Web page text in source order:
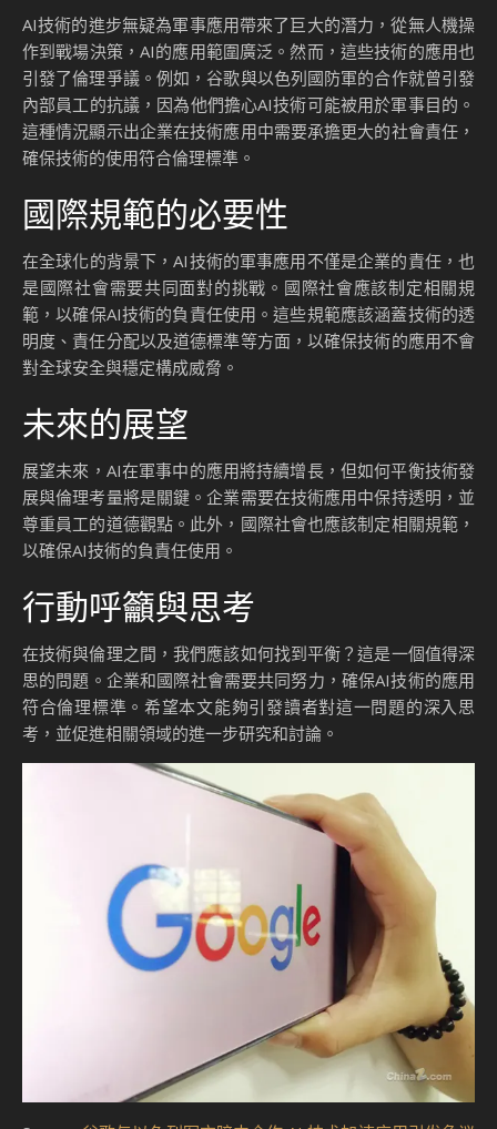
AI技術的進步無疑為軍事應用帶來了巨大的潛力，從無人機操
作到戰場決策，AI的應用範圍廣泛。然而，這些技術的應用也
引發了倫理爭議。例如，谷歌與以色列國防軍的合作就曾引發
內部員工的抗議，因為他們擔心AI技術可能被用於軍事目的。
這種情況顯示出企業在技術應用中需要承擔更大的社會責任，
確保技術的使用符合倫理標準。
國際規範的必要性
在全球化的背景下，AI技術的軍事應用不僅是企業的責任，也
是國際社會需要共同面對的挑戰。國際社會應該制定相關規
範，以確保AI技術的負責任使用。這些規範應該涵蓋技術的透
明度、責任分配以及道德標準等方面，以確保技術的應用不會
對全球安全與穩定構成威脅。
未來的展望
展望未來，AI在軍事中的應用將持續增長，但如何平衡技術發
展與倫理考量將是關鍵。企業需要在技術應用中保持透明，並
尊重員工的道德觀點。此外，國際社會也應該制定相關規範，
以確保AI技術的負責任使用。
行動呼籲與思考
在技術與倫理之間，我們應該如何找到平衡？這是一個值得深
思的問題。企業和國際社會需要共同努力，確保AI技術的應用
符合倫理標準。希望本文能夠引發讀者對這一問題的深入思
考，並促進相關領域的進一步研究和討論。